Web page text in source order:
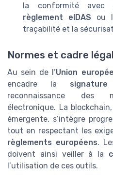
la conformité avec
règlement eIDAS ou
traçabilité et la
Normes et cadre
Au sein de l’Union
encadre la
reconnaissance des
électronique. La
émergente, s’intègre
tout en respectant les
règlements européens.
doivent ainsi veiller à la
l’utilisation de ces outils.